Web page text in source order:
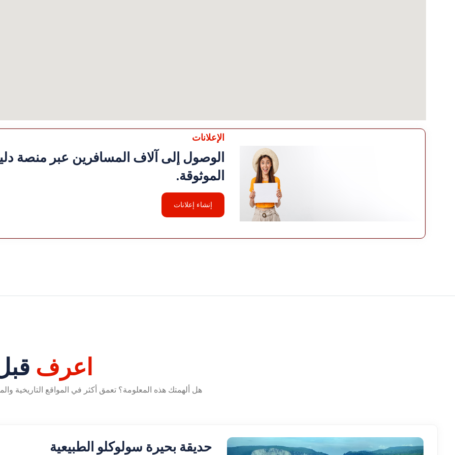
الإعلانات
الوصول إلى آلاف المسافرين عبر منصة
الموثوقة.
إنشاء إعلانات
اعرف
هل ألهمتك هذه المعلومة؟ تعمق أكثر في المواقع التاريخية
حديقة بحيرة سولوكلو الطبيعية